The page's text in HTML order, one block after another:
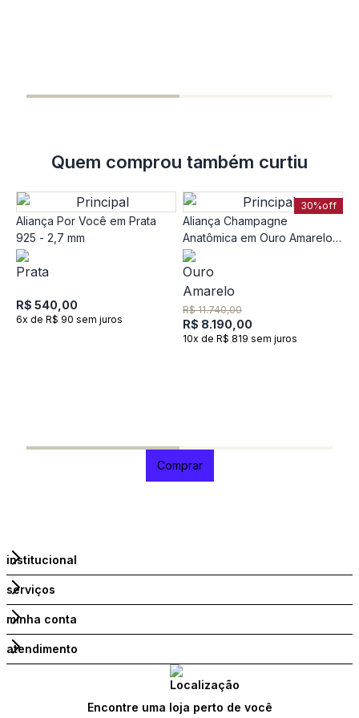
Quem comprou também curtiu
Aliança Por Você em Prata
925 - 2,7 mm
R$ 540,00
6x de R$ 90 sem juros
30%off
Aliança Champagne
Anatômica em Ouro Amarelo
18k - 2mm
R$ 11.740,00
R$ 8.190,00
10x de R$ 819 sem juros
Comprar
institucional
serviços
minha conta
atendimento
Encontre uma loja perto de você